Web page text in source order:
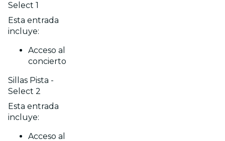
Select 1
Esta entrada
incluye:
Acceso al
concierto
Sillas Pista -
Select 2
Esta entrada
incluye:
Acceso al